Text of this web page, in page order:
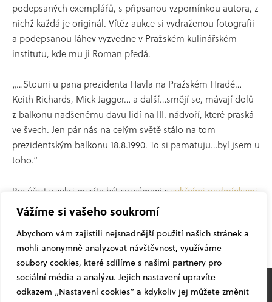
Vážíme si vašeho soukromí
Abychom vám zajistili nejsnadnější použití našich stránek a
mohli anonymně analyzovat návštěvnost, využíváme
soubory cookies, které sdílíme s našimi partnery pro
sociální média a analýzu. Jejich nastavení upravíte
odkazem „Nastavení cookies“ a kdykoliv jej můžete změnit
podepsaných exemplářů, s připsanou vzpomínkou autora, z
nichž každá je originál. Vítěz aukce si vydraženou fotografii
a podepsanou láhev vyzvedne v Pražském kulinářském
institutu, kde mu ji Roman předá.
„…Stouni u pana prezidenta Havla na Pražském Hradě…
Keith Richards, Mick Jagger… a další…smějí se, mávají dolů
z balkonu nadšenému davu lidí na III. nádvoří, které praská
ve švech. Jen pár nás na celým světě stálo na tom
prezidentským balkonu 18.8.1990. To si pamatuju…byl jsem u
toho.“
Pro účast v aukci musíte být seznámeni s aukčními podmínkami
© 2026Žufánek.czpod vlivemslivovice